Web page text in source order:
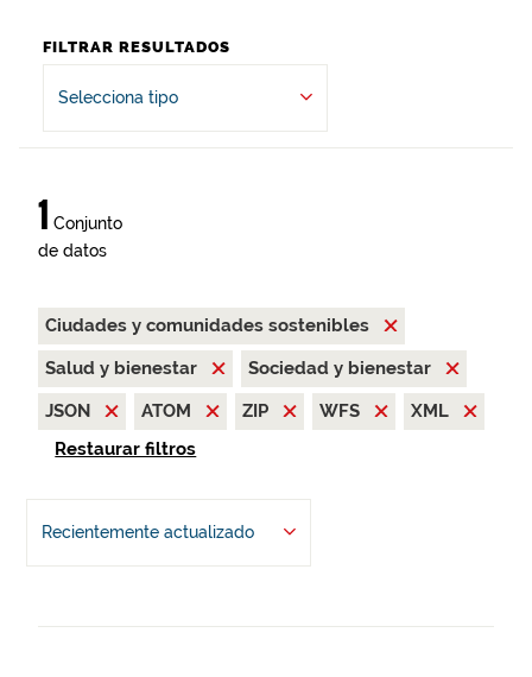
FILTRAR RESULTADOS
Selecciona tipo
1 Conjunto
de datos
Ciudades y comunidades sostenibles
Salud y bienestar
Sociedad y bienestar
JSON
ATOM ZIP WFS
XML
Restaurar filtros
Recientemente actualizado